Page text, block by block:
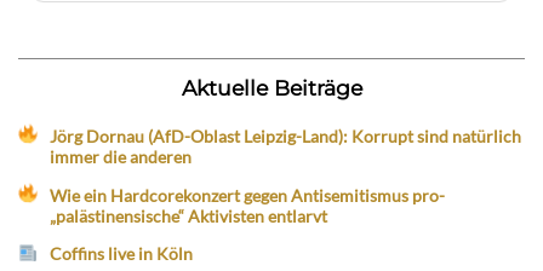
Aktuelle Beiträge
Jörg Dornau (AfD-Oblast Leipzig-Land): Korrupt sind natürlich
immer die anderen
Wie ein Hardcorekonzert gegen Antisemitismus pro-
„palästinensische“ Aktivisten entlarvt
Coffins live in Köln